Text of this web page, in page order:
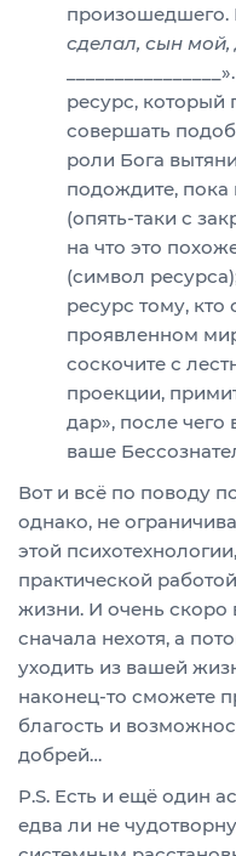
произошедшего.
сделал, сын мой,
ресурс, который
совершать
роли Бога
подождите, пока
(опять-таки с
на что это
(символ
ресурс тому, кто
проявленном
соскочите с
проекции,
дар», после чего
ваше
Вот и всё по поводу
однако, не
этой
практической
жизни. И очень скоро
сначала нехотя, а
уходить из вашей
наконец-то сможете
благость и
добрей…
P.S. Есть и ещё один
едва ли не